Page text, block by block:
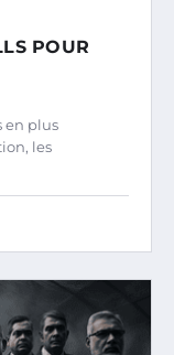
POUR
en plus
les